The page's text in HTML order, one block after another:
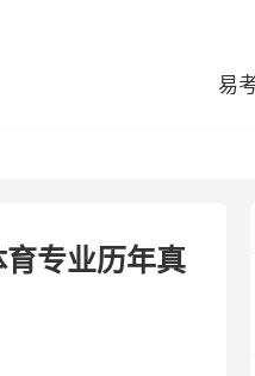
易
专业历年真